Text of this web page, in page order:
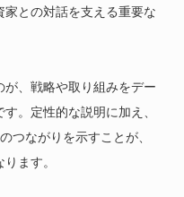
との対話を支える重要な
、戦略や取り組みをデー
。定性的な説明に加え、
つながりを示すことが、
ます。